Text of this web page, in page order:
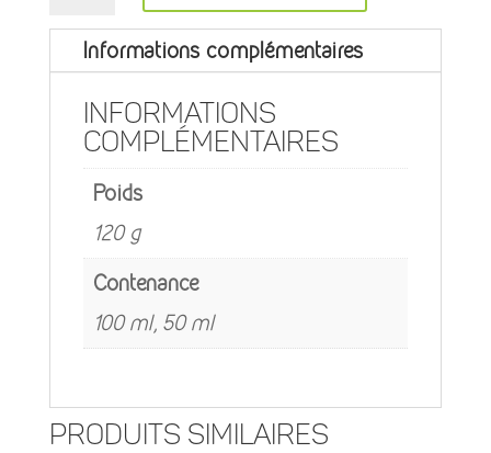
Huile
Corporelle
Millepertuis
A
Informations complémentaires
Informations
complémentaires
Poids
120 g
Contenance
100 ml, 50 ml
Produits similaires